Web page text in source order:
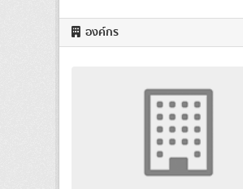
องค์กร